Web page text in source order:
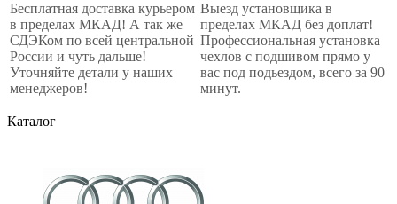
Бесплатная доставка курьером
в пределах МКАД! А так же
СДЭКом по всей центральной
России и чуть дальше!
Уточняйте детали у наших
менеджеров!
Выезд установщика в
пределах МКАД без доплат!
Профессиональная установка
чехлов с подшивом прямо у
вас под подьездом, всего за 90
минут.
Каталог